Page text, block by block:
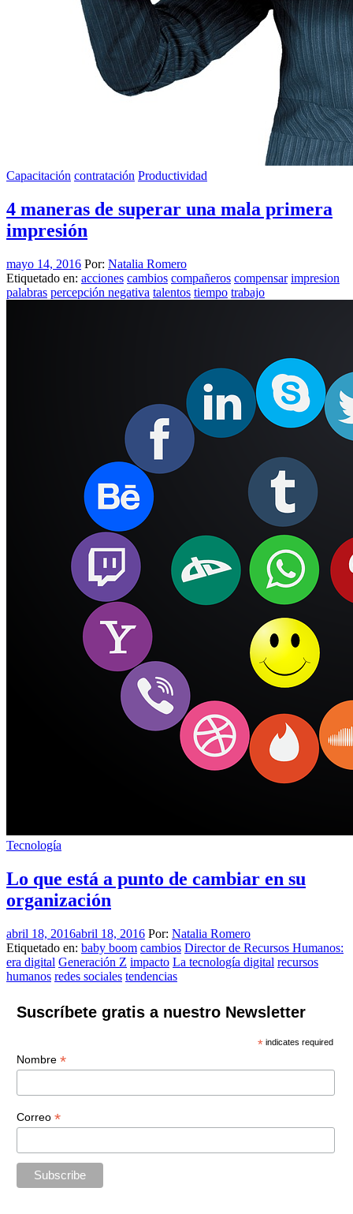
Capacitación contratación Productividad
4 maneras de superar una mala primera
impresión
mayo 14, 2016 Por: Natalia Romero
Etiquetado en: acciones cambios compañeros compensar impresion
palabras percepción negativa talentos tiempo trabajo
Tecnología
Lo que está a punto de cambiar en su
organización
abril 18, 2016abril 18, 2016 Por: Natalia Romero
Etiquetado en: baby boom cambios Director de Recursos Humanos:
era digital Generación Z impacto La tecnología digital recursos
humanos redes sociales tendencias
Suscríbete gratis a nuestro Newsletter
* indicates required
Nombre *
Correo *